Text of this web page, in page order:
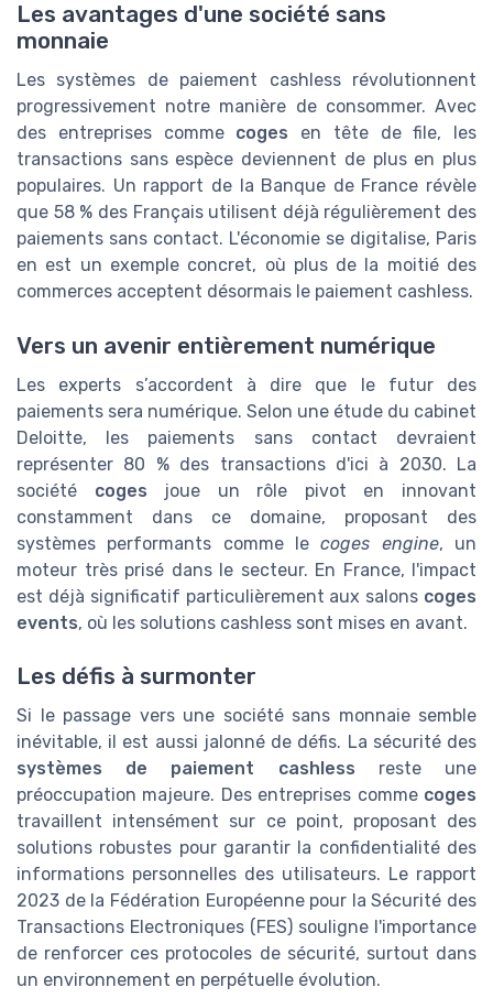
Les avantages d'une société sans
monnaie
Les systèmes de paiement cashless révolutionnent
progressivement notre manière de consommer. Avec
des entreprises comme coges en tête de file, les
transactions sans espèce deviennent de plus en plus
populaires. Un rapport de la Banque de France révèle
que 58 % des Français utilisent déjà régulièrement des
paiements sans contact. L'économie se digitalise, Paris
en est un exemple concret, où plus de la moitié des
commerces acceptent désormais le paiement cashless.
Vers un avenir entièrement numérique
Les experts s’accordent à dire que le futur des
paiements sera numérique. Selon une étude du cabinet
Deloitte, les paiements sans contact devraient
représenter 80 % des transactions d'ici à 2030. La
société coges joue un rôle pivot en innovant
constamment dans ce domaine, proposant des
systèmes performants comme lecoges engine, un
moteur très prisé dans le secteur. En France, l'impact
est déjà significatif particulièrement aux salons coges
events, où les solutions cashless sont mises en avant.
Les défis à surmonter
Si le passage vers une société sans monnaie semble
inévitable, il est aussi jalonné de défis. La sécurité des
systèmes de paiement cashless reste une
préoccupation majeure. Des entreprises comme coges
travaillent intensément sur ce point, proposant des
solutions robustes pour garantir la confidentialité des
informations personnelles des utilisateurs. Le rapport
2023 de la Fédération Européenne pour la Sécurité des
Transactions Electroniques (FES) souligne l'importance
de renforcer ces protocoles de sécurité, surtout dans
un environnement en perpétuelle évolution.